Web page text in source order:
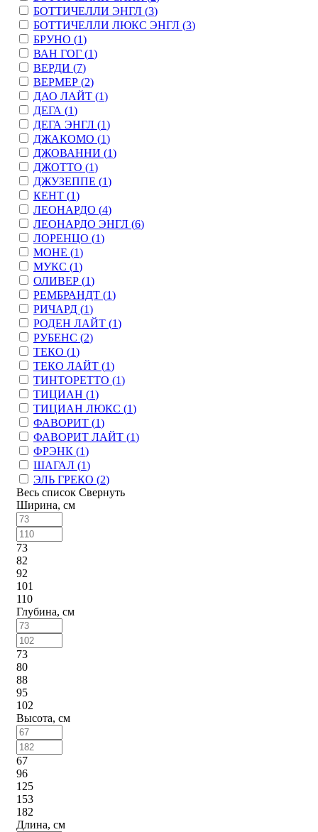
БОТТИЧЕЛЛИ ЭНГЛ (3)
БОТТИЧЕЛЛИ ЛЮКС ЭНГЛ (3)
БРУНО (1)
ВАН ГОГ (1)
ВЕРДИ (7)
ВЕРМЕР (2)
ДАО ЛАЙТ (1)
ДЕГА (1)
ДЕГА ЭНГЛ (1)
ДЖАКОМО (1)
ДЖОВАННИ (1)
ДЖОТТО (1)
ДЖУЗЕППЕ (1)
КЕНТ (1)
ЛЕОНАРДО (4)
ЛЕОНАРДО ЭНГЛ (6)
ЛОРЕНЦО (1)
МОНЕ (1)
МУКС (1)
ОЛИВЕР (1)
РЕМБРАНДТ (1)
РИЧАРД (1)
РОДЕН ЛАЙТ (1)
РУБЕНС (2)
ТЕКО (1)
ТЕКО ЛАЙТ (1)
ТИНТОРЕТТО (1)
ТИЦИАН (1)
ТИЦИАН ЛЮКС (1)
ФАВОРИТ (1)
ФАВОРИТ ЛАЙТ (1)
ФРЭНК (1)
ШАГАЛ (1)
ЭЛЬ ГРЕКО (2)
Весь список Свернуть
Ширина, см
73
82
92
101
110
Глубина, см
73
80
88
95
102
Высота, см
67
96
125
153
182
Длина, см